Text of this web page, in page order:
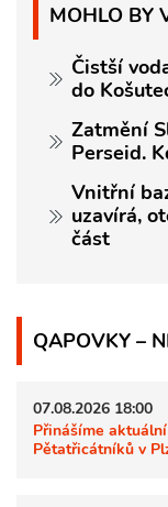
MOHLO BY
Čistší
do
Zatmění
Perseid.
Vnitřní
uzavírá,
část
QAPOVKY –
07.08.2026 18:00
Přinášíme
Pětatřicátníků v